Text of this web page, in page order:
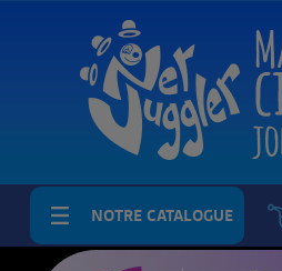
NOTRE CATALOGUE